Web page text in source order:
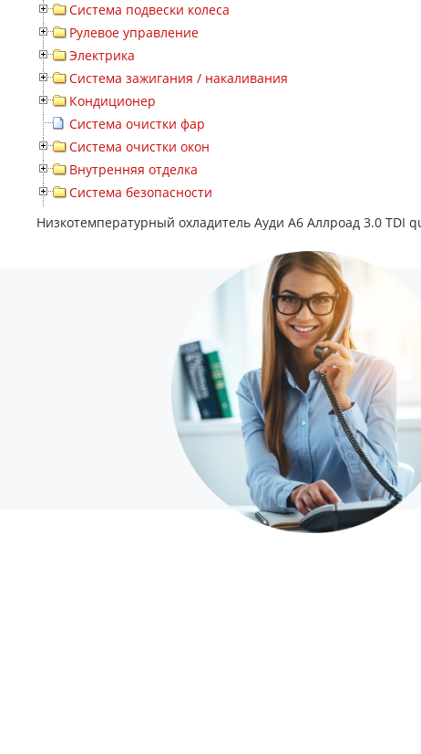
Система подвески колеса
Рулевое управление
Электрика
Система зажигания / накаливания
Кондиционер
Система очистки фар
Система очистки окон
Внутренняя отделка
Система безопасности
Низкотемпературный охладитель Ауди А6 Аллроад 3.0 TDI